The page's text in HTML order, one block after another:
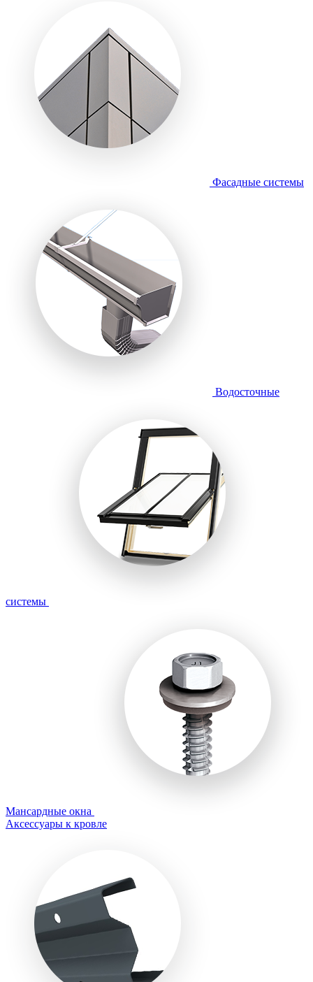
Фасадные системы
Водосточные
системы
Мансардные окна
Аксессуары к кровле